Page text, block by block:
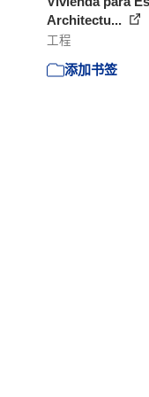
Architectu...
工程
添加书签